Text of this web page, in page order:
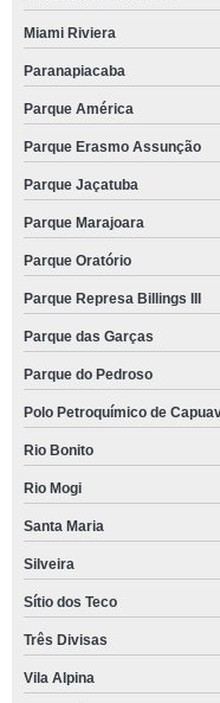
Miami Riviera
Paranapiacaba
Parque América
Parque Erasmo Assunção
Parque Jaçatuba
Parque Marajoara
Parque Oratório
Parque Represa Billings III
Parque das Garças
Parque do Pedroso
Polo Petroquímico de
Rio Bonito
Rio Mogi
Santa Maria
Silveira
Sítio dos Teco
Três Divisas
Vila Alpina